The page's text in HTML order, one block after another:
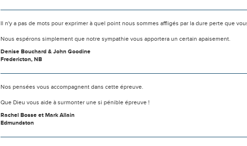
Il n'y a pas de mots pour exprimer à quel point nous sommes affligés par la dure perte que
Nous espérons simplement que notre sympathie vous apportera un certain apaisement.
Denise Bouchard & John Goodine
Fredericton, NB
Nos pensées vous accompagnent dans cette épreuve.
Que Dieu vous aide à surmonter une si pénible épreuve !
Rachel Bosse et Mark Allain
Edmundston